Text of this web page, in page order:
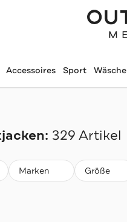
Accessoires Sport Wäsche
329 Artikel
Marken Größe